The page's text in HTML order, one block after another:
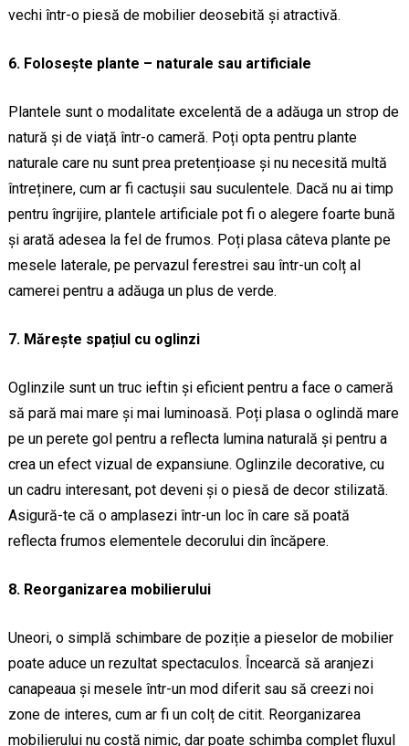
vechi într-o piesă de mobilier deosebită și atractivă.
6. Folosește plante – naturale sau artificiale
Plantele sunt o modalitate excelentă de a adăuga un strop de
natură și de viață într-o cameră. Poți opta pentru plante
naturale care nu sunt prea pretențioase și nu necesită multă
întreținere, cum ar fi cactușii sau suculentele. Dacă nu ai timp
pentru îngrijire, plantele artificiale pot fi o alegere foarte bună
și arată adesea la fel de frumos. Poți plasa câteva plante pe
mesele laterale, pe pervazul ferestrei sau într-un colț al
camerei pentru a adăuga un plus de verde.
7. Mărește spațiul cu oglinzi
Oglinzile sunt un truc ieftin și eficient pentru a face o cameră
să pară mai mare și mai luminoasă. Poți plasa o oglindă mare
pe un perete gol pentru a reflecta lumina naturală și pentru a
crea un efect vizual de expansiune. Oglinzile decorative, cu
un cadru interesant, pot deveni și o piesă de decor stilizată.
Asigură-te că o amplasezi într-un loc în care să poată
reflecta frumos elementele decorului din încăpere.
8. Reorganizarea mobilierului
Uneori, o simplă schimbare de poziție a pieselor de mobilier
poate aduce un rezultat spectaculos. Încearcă să aranjezi
canapeaua și mesele într-un mod diferit sau să creezi noi
zone de interes, cum ar fi un colț de citit. Reorganizarea
mobilierului nu costă nimic, dar poate schimba complet fluxul